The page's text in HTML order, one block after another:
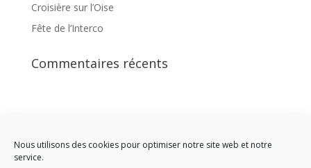
Nous utilisons des cookies pour optimiser notre site web et notre
service.
Croisière sur l’Oise
Fête de l’Interco
Commentaires récents